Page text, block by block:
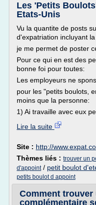
Les 'Petits
Etats-Unis
Vu la quantite de posts
d'expatriation incluyant
je me permet de poster
Pour ce qui en est des
bonne foi pour toutes:
Les employeurs ne
pour les "petits boulots,
moins que la personne:
1) Ai travaille avec eux
Lire la suite
Site : http://
Thèmes liés : trouver un
d'appoint/ petit boulot
petits boulot d appoint
Comment
complémentaire